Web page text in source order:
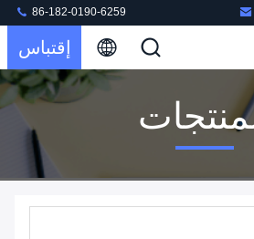
86-182-0190-6259
إقتباس